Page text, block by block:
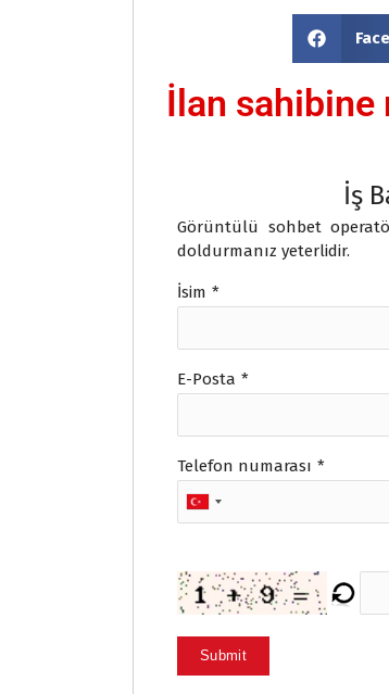
İlan sahibine
İş
Görüntülü sohbet
doldurmanız yeterlidir.
İsim *
E-Posta *
Telefon numarası *
Submit